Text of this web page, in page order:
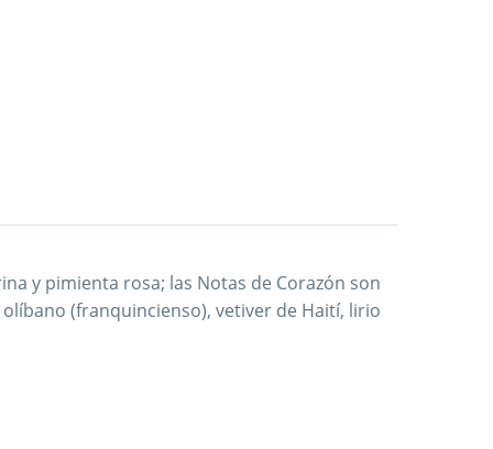
y pimienta rosa; las Notas de Corazón son
(franquincienso), vetiver de Haití, lirio